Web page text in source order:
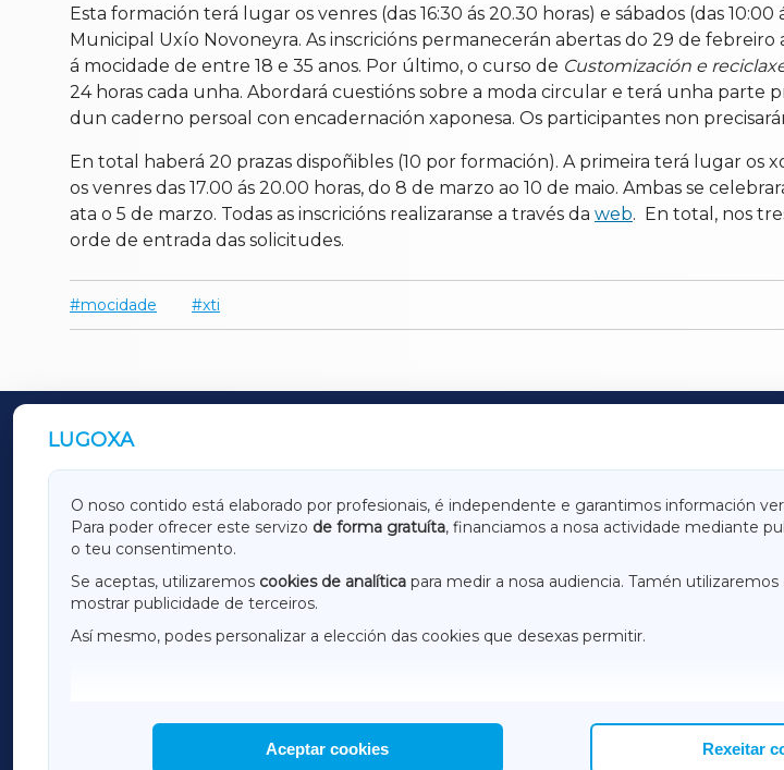
Esta formación terá lugar os venres (das 16:30 ás 20.30 horas) e sábados (das
Municipal Uxío Novoneyra. As inscricións permanecerán abertas do 29 de
á mocidade de entre 18 e 35 anos. Por último, o curso de Customización e
24 horas cada unha. Abordará cuestións sobre a moda circular e terá unha parte
dun caderno persoal con encadernación xaponesa. Os participantes non
En total haberá 20 prazas dispoñibles (10 por formación). A primeira terá lugar os
os venres das 17.00 ás 20.00 horas, do 8 de marzo ao 10 de maio. Ambas se
ata o 5 de marzo. Todas as inscricións realizaranse a través da web. En total, nos
orde de entrada das solicitudes.
mocidade xti
LUGOXA
O noso contido está elaborado por profesionais, é independente e garantimos información
Para poder ofrecer este servizo de forma gratuíta, financiamos a nosa actividade mediante
o teu consentimento.
Se aceptas, utilizaremos cookies de analítica para medir a nosa audiencia. Tamén utilizaremos
mostrar publicidade de terceiros.
Así mesmo, podes personalizar a elección das cookies que desexas permitir.
Aceptar cookies Rexeitar
OUTROS PERIÓDICOS
GALICIAXA LUGOXA
AMARIÑAXA
RIBEIRASACRAXA
OURENSEXA
HEMEROTECA